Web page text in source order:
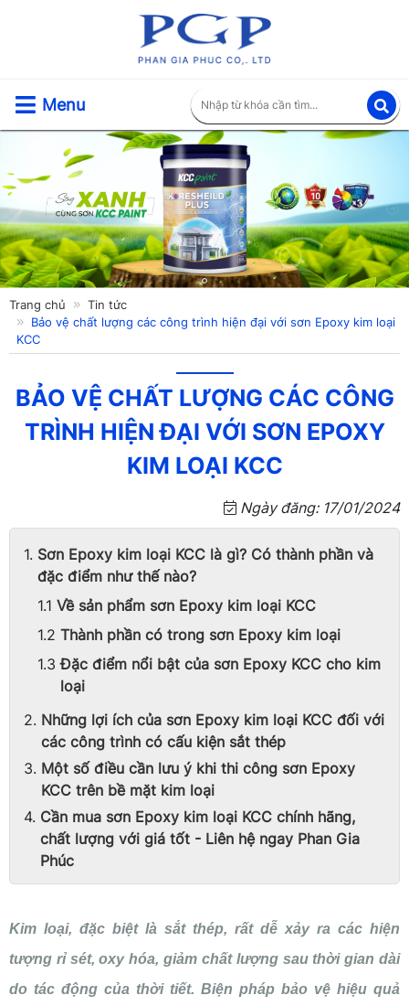
Menu
Trang chủ
Tin tức
Bảo vệ chất lượng các công trình hiện đại với sơn Epoxy kim loại
KCC
BẢO VỆ CHẤT LƯỢNG CÁC CÔNG
TRÌNH HIỆN ĐẠI VỚI SƠN EPOXY
KIM LOẠI KCC
Ngày đăng: 17/01/2024
Sơn Epoxy kim loại KCC là gì? Có thành phần và
đặc điểm như thế nào?
Về sản phẩm sơn Epoxy kim loại KCC
Thành phần có trong sơn Epoxy kim loại
Đặc điểm nổi bật của sơn Epoxy KCC cho kim
loại
Những lợi ích của sơn Epoxy kim loại KCC đối với
các công trình có cấu kiện sắt thép
Một số điều cần lưu ý khi thi công sơn Epoxy
KCC trên bề mặt kim loại
Cần mua sơn Epoxy kim loại KCC chính hãng,
chất lượng với giá tốt - Liên hệ ngay Phan Gia
Phúc
Kim loại, đặc biệt là sắt thép, rất dễ xảy ra các hiện
tượng rỉ sét, oxy hóa, giảm chất lượng sau thời gian dài
do tác động của thời tiết. Biện pháp bảo vệ hiệu quả